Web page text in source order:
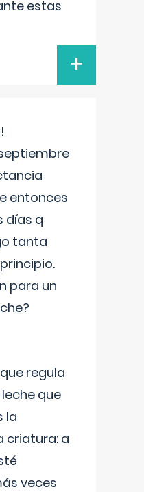
estas
+
entonces
días q
tanta
para un
regula
que
la
criatura: a
veces